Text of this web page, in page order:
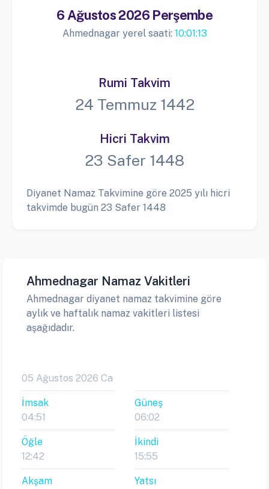
6 Ağustos 2026 Perşembe
Ahmednagar yerel saati: 10:01:14
Rumi Takvim
24 Temmuz 1442
Hicri Takvim
23 Safer 1448
Diyanet Namaz Takvimine göre 2025 yılı hicri
takvimde bugün 23 Safer 1448
Ahmednagar Namaz Vakitleri
Ahmednagar diyanet namaz takvimine göre
aylık ve haftalık namaz vakitleri listesi
aşağıdadır.
05 Ağustos 2026 Ca
İmsak
04:51
Güneş
06:02
Öğle
12:42
İkindi
15:55
Akşam
Yatsı